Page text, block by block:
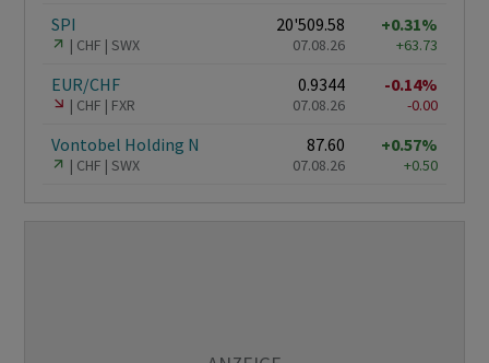
SPI
CHF SWX
20'509.58
07.08.26
+0.31%
+63.73
EUR/CHF
CHF FXR
0.9344
07.08.26
-0.14%
-0.00
Vontobel Holding N
CHF SWX
87.60
07.08.26
+0.57%
+0.50